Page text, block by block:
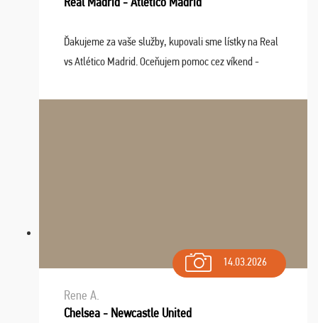
Ďakujeme za vaše služby, kupovali sme lístky na Real
vs Atlético Madrid. Oceňujem pomoc cez víkend -
spokojnosti. Sedenie bolo dobré, štadión Barnabéu ...
14.03.2026
Rene A.
Chelsea - Newcastle United